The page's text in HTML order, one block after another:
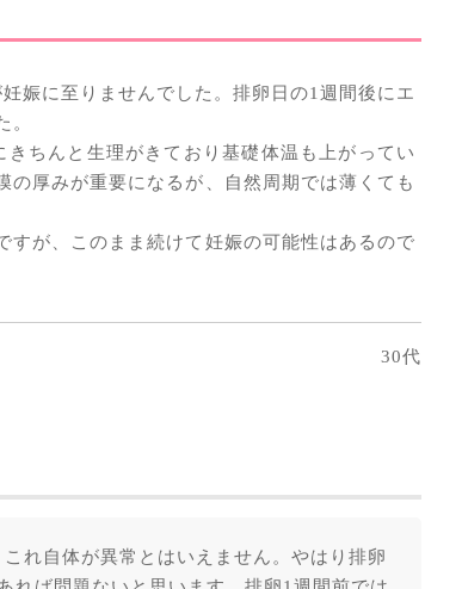
娠に至りませんでした。排卵日の1週間後にエ
。
ちんと生理がきており基礎体温も上がってい
厚みが重要になるが、自然周期では薄くても
が、このまま続けて妊娠の可能性はあるので
30代
れ自体が異常とはいえません。やはり排卵